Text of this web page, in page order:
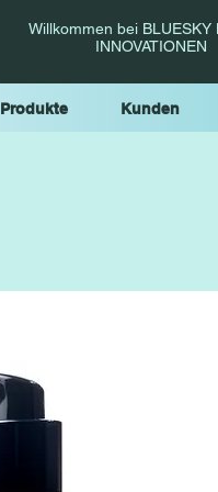
Willkommen bei BLUESKY
INNOVATIONEN
Produkte Kunden